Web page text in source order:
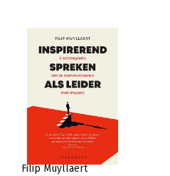
Filip Muyllaert